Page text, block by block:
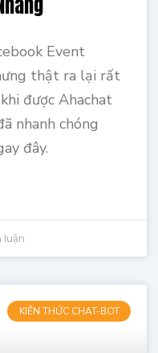
Event
thật ra lại rất
được Ahachat
nhanh chóng
đây.
luận
KIẾN THỨC CHAT-BOT